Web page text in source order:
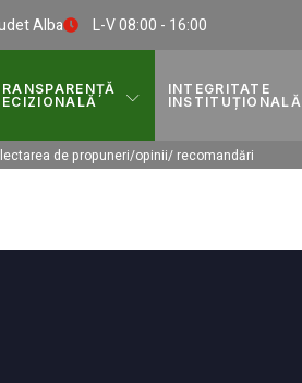
Alba L-V 08:00 - 16:00
INTEGRITATE
INSTITUȚIONALĂ
de propuneri/opinii/ recomandări